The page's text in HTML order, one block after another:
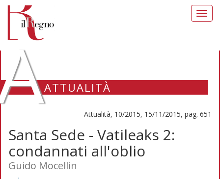
ATTUALITÀ
Attualità, 10/2015, 15/11/2015, pag. 651
Santa Sede - Vatileaks 2:
condannati all'oblio
Guido Mocellin